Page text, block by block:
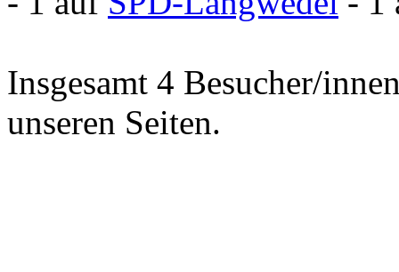
Insgesamt 4 Besucher/
unseren Seiten.